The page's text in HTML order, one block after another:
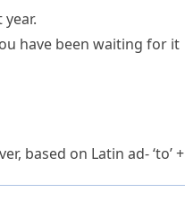
have been waiting for it
, based on Latin ad-‘to’ +